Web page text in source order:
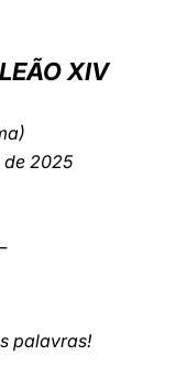
中文 XIV
de 2025
palavras!